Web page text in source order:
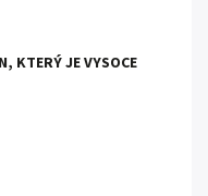
KTERÝ JE VYSOCE